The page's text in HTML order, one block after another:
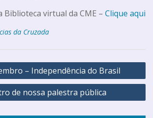
Biblioteca virtual da CME – Clique aqui
da Cruzada
– Independência do Brasil
de nossa palestra pública